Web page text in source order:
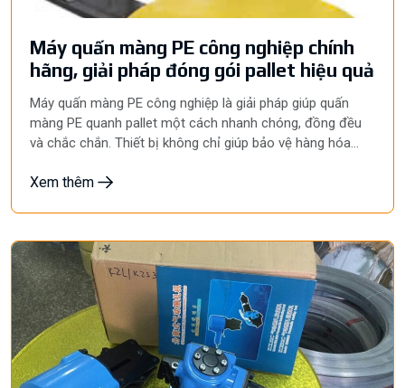
Máy quấn màng PE công nghiệp chính
hãng, giải pháp đóng gói pallet hiệu quả
Máy quấn màng PE công nghiệp là giải pháp giúp quấn
màng PE quanh pallet một cách nhanh chóng, đồng đều
và chắc chắn. Thiết bị không chỉ giúp bảo vệ hàng hóa
lượng màng PE tiêu hao và nâng cao tính chuyên nghiệp
Xem thêm